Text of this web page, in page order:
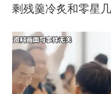
剩残羹冷炙和零星